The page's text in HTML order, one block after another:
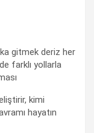
gitmek deriz her
farklı yollarla
kimi
hayatın